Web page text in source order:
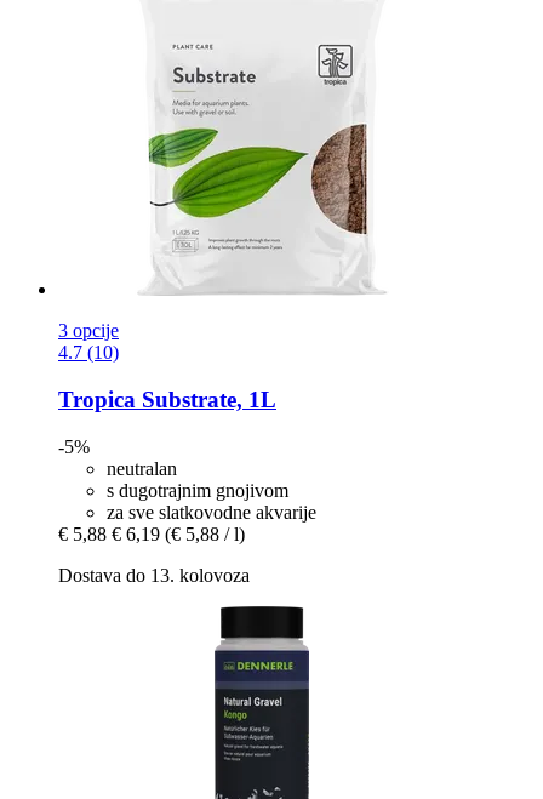
3 opcije
4.7 (10)
Tropica Substrate, 1L
-5%
neutralan
s dugotrajnim gnojivom
za sve slatkovodne akvarije
€ 5,88 € 6,19 (€ 5,88 / l)
Dostava do 13. kolovoza